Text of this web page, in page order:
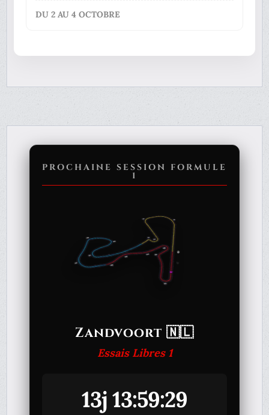
DU 2 AU 4 OCTOBRE
PROCHAINE SESSION FORMULE
1
Zandvoort 🇳🇱
Essais Libres 1
13j 13:59:29